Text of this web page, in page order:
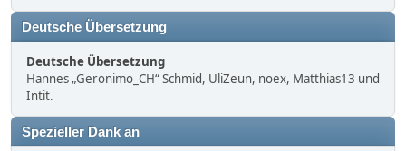
Deutsche Übersetzung
Deutsche Übersetzung
Hannes „Geronimo_CH“ Schmid, UliZeun, noex, Matthias13 und
Intit.
Spezieller Dank an